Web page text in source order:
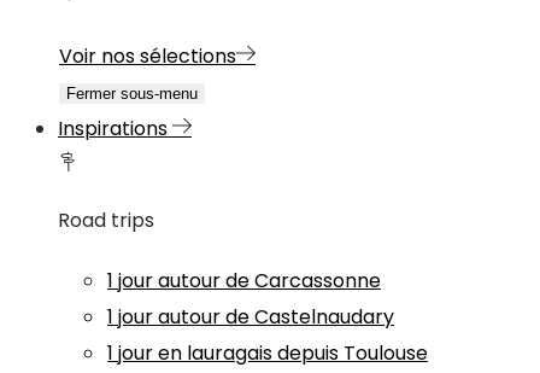
Voir nos sélections
Fermer sous-menu
Inspirations
Road trips
1 jour autour de Carcassonne
1 jour autour de Castelnaudary
1 jour en lauragais depuis Toulouse